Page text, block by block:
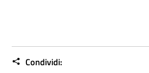
Condividi: